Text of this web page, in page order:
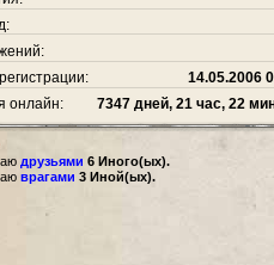
14.05.2006
онлайн:
7347 дней, 21 час, 22
друзьями 6 Иного(ых).
врагами 3 Иной(ых).